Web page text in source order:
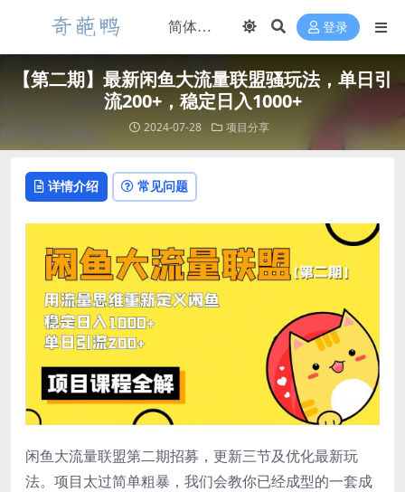
登录
【第二期】最新闲鱼大流量联盟骚玩法，单日引
流200+，稳定日入1000+
2024-07-28 项目分享
详情介绍 常见问题
闲鱼大流量联盟第二期招募，更新三节及优化最新玩
法。项目太过简单粗暴，我们会教你已经成型的一套成